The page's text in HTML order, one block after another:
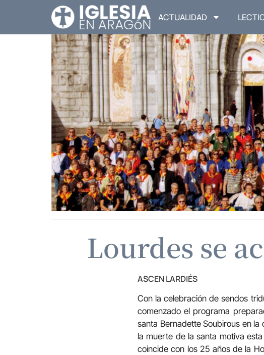
ACTUALIDAD
Lourdes se
ASCEN LARDIÉS
Con la celebración de sendos
comenzado el programa
santa Bernadette Soubirous en la
la muerte de la santa motiva
coincide con los 25 años de la